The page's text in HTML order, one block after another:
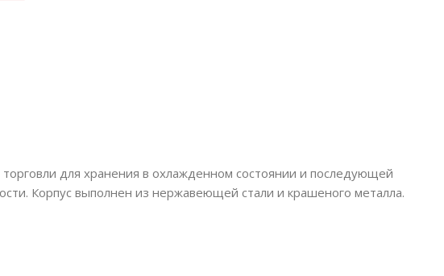
для хранения в охлажденном состоянии и последующей
Корпус выполнен из нержавеющей стали и крашеного металла.